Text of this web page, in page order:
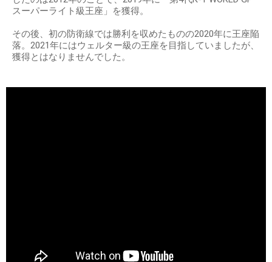
スーパーライト級王座」を獲得。
その後、初の防衛線では勝利を収めたものの2020年に王座陥
落。2021年にはウェルター級の王座を目指していましたが、
獲得とはなりませんでした。